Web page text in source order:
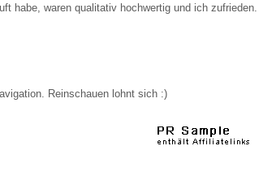
habe, waren qualitativ hochwertig und ich zufrieden.
Reinschauen lohnt sich :)